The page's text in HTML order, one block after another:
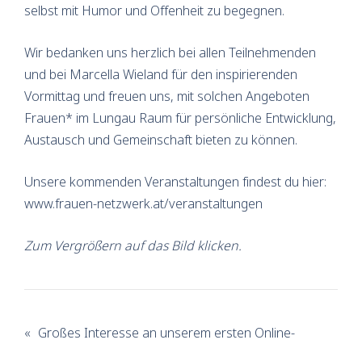
selbst mit Humor und Offenheit zu begegnen.
Wir bedanken uns herzlich bei allen Teilnehmenden
und bei Marcella Wieland für den inspirierenden
Vormittag und freuen uns, mit solchen Angeboten
Frauen* im Lungau Raum für persönliche Entwicklung,
Austausch und Gemeinschaft bieten zu können.
Unsere kommenden Veranstaltungen findest du hier:
www.frauen-netzwerk.at/veranstaltungen
Zum Vergrößern auf das Bild klicken.
« Großes Interesse an unserem ersten Online-